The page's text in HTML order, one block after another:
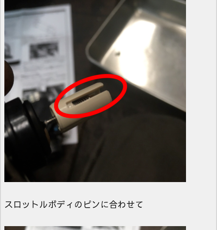
スロットルボディのピンに合わせて